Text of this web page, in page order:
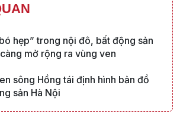
hẹp” trong nội đô, bất động sản
mở rộng ra vùng ven
sông Hồng tái định hình bản đồ
sản Hà Nội